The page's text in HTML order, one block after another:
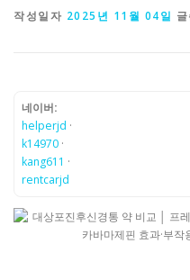
작성일자 2025년 11월 04일
네이버:
helperjd ·
k14970 ·
kang611 ·
rentcarjd